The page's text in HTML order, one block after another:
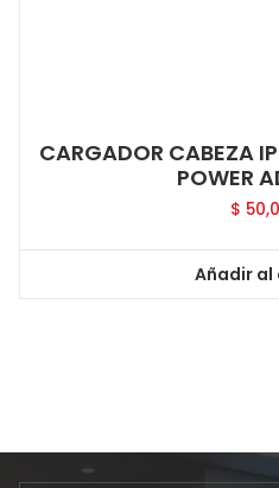
CARGADOR CABEZA
POWER
$
Añadir